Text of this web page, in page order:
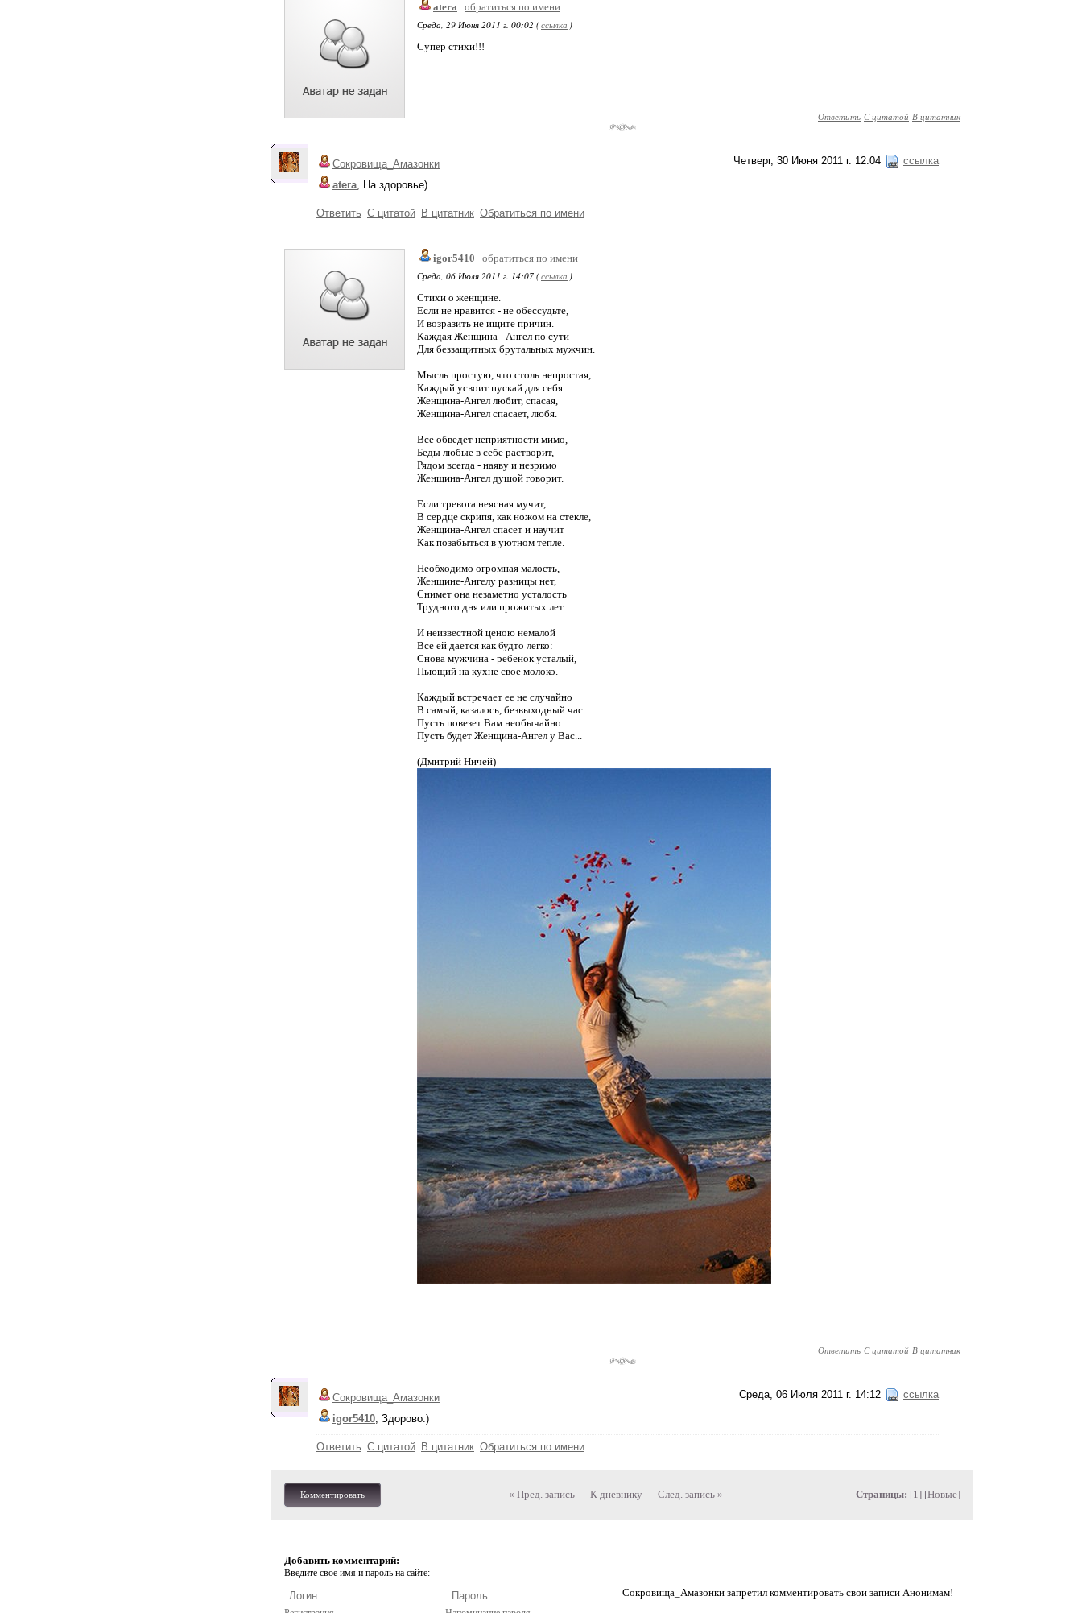
atera
обратиться по имени
Среда, 29 Июня 2011 г. 00:02 (ссылка )
Супер стихи!!!
Ответить С цитатой В цитатник
Четверг, 30 Июня 2011 г. 12:04 ссылка
Сокровища_Амазонки
atera, На здоровье)
Ответить С цитатой В цитатник Обратиться по имени
igor5410
обратиться по имени
Среда, 06 Июля 2011 г. 14:07 (ссылка )
Стихи о женщине.
Если не нравится - не обессудьте,
И возразить не ищите причин.
Каждая Женщина - Ангел по сути
Для беззащитных брутальных мужчин.
Мысль простую, что столь непростая,
Каждый усвоит пускай для себя:
Женщина-Ангел любит, спасая,
Женщина-Ангел спасает, любя.
Все обведет неприятности мимо,
Беды любые в себе растворит,
Рядом всегда - наяву и незримо
Женщина-Ангел душой говорит.
Если тревога неясная мучит,
В сердце скрипя, как ножом на стекле,
Женщина-Ангел спасет и научит
Как позабыться в уютном тепле.
Необходимо огромная малость,
Женщине-Ангелу разницы нет,
Снимет она незаметно усталость
Трудного дня или прожитых лет.
И неизвестной ценою немалой
Все ей дается как будто легко:
Снова мужчина - ребенок усталый,
Пьющий на кухне свое молоко.
Каждый встречает ее не случайно
В самый, казалось, безвыходный час.
Пусть повезет Вам необычайно
Пусть будет Женщина-Ангел у Вас...
(Дмитрий Ничей)
Ответить С цитатой В цитатник
Среда, 06 Июля 2011 г. 14:12 ссылка
Сокровища_Амазонки
igor5410, Здорово:)
Ответить С цитатой В цитатник Обратиться по имени
Комментировать « Пред. запись— К дневнику — След. запись » Страницы: [1] [Новые]
Добавить комментарий:
Введите свое имя и пароль на сайте:
Сокровища_Амазонки запретил комментировать свои записи Анонимам!